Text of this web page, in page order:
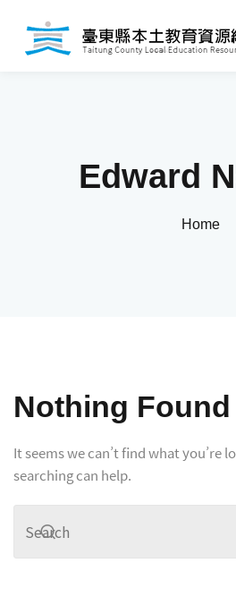
開課情形
計資料
Edward
Home
Nothing Found
It seems we can’t find what you’re
searching can help.
Sign in